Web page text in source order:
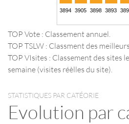
TOP Vote : Classement annuel.
TOP TSLW : Classment des
TOP VIsites : Classement des sites
semaine (visites réèlles du site).
STATISTIQUES PAR CATÉORIE
Evolution par